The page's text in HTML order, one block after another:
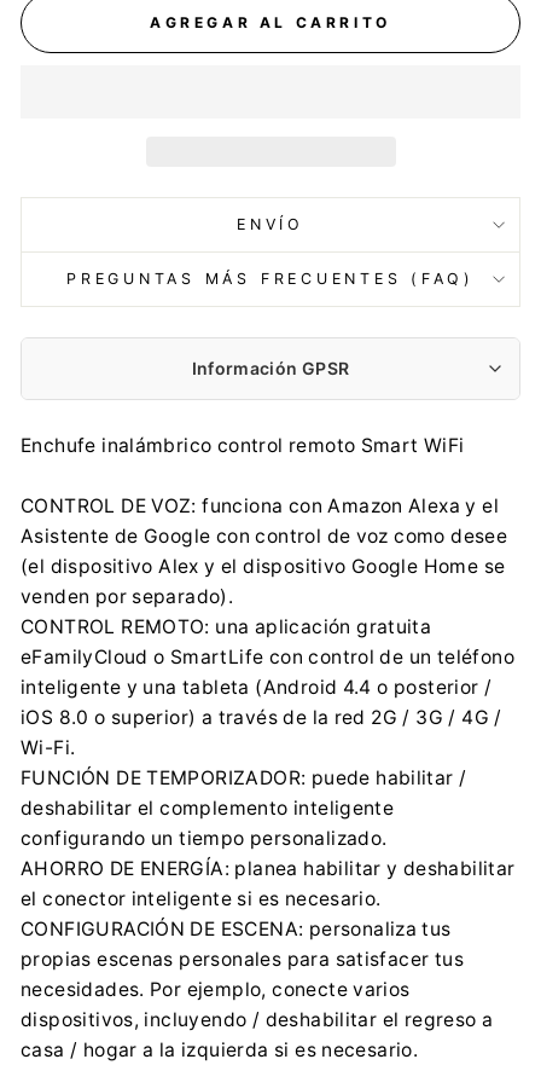
AGREGAR AL CARRITO
ENVÍO
PREGUNTAS MÁS FRECUENTES (FAQ)
Información GPSR
Fabricante:
Centrumelektroniki.EU Sp. z o.o.
contact@centrumelektroniki.pl
+48 32 284 72 22
Importador:
Centrumelektroniki.EU Sp. z o.o.
Korfantego 7, 42-600 Tarnowskie Góry
contact@centrumelektroniki.pl
+48 32 284 72 22
Enchufe inalámbrico control remoto Smart WiFi
CONTROL DE VOZ: funciona con Amazon Alexa y el
Asistente de Google con control de voz como desee
(el dispositivo Alex y el dispositivo Google Home se
venden por separado).
CONTROL REMOTO: una aplicación gratuita
eFamilyCloud o SmartLife con control de un teléfono
inteligente y una tableta (Android 4.4 o posterior /
iOS 8.0 o superior) a través de la red 2G / 3G / 4G /
Wi-Fi.
FUNCIÓN DE TEMPORIZADOR: puede habilitar /
deshabilitar el complemento inteligente
configurando un tiempo personalizado.
AHORRO DE ENERGÍA: planea habilitar y deshabilitar
el conector inteligente si es necesario.
CONFIGURACIÓN DE ESCENA: personaliza tus
propias escenas personales para satisfacer tus
necesidades. Por ejemplo, conecte varios
dispositivos, incluyendo / deshabilitar el regreso a
casa / hogar a la izquierda si es necesario.